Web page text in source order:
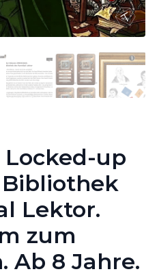
Locked-up
Lektor.
zum
Ab 8 Jahre.